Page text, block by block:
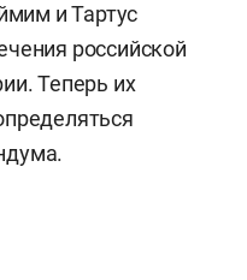
и Тартус
российской
Теперь их